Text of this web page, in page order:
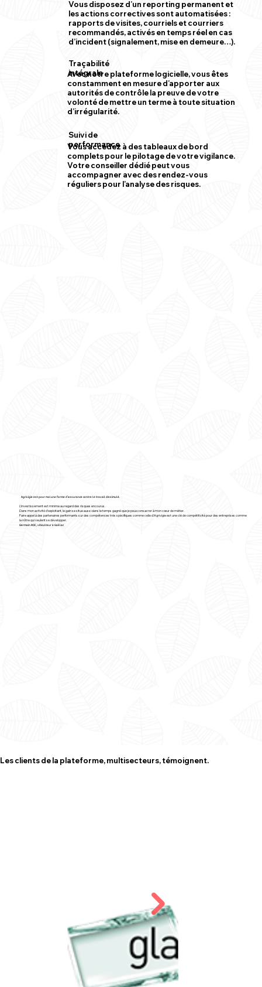
Vous disposez d’un reporting permanent et
les actions correctives sont automatisées :
rapports de visites, courriels et courriers
recommandés, activés en temps réel en cas
d’incident (signalement, mise en demeure…).
Avec notre plateforme logicielle, vous êtes
constamment en mesure d’apporter aux
autorités de contrôle la preuve de votre
volonté de mettre un terme à toute situation
d’irrégularité.
Traçabilité
intégrale
Vous accédez à des tableaux de bord
complets pour le pilotage de votre vigilance.
Votre conseiller dédié peut vous
accompagner avec des rendez-vous
réguliers pour l’analyse des risques.
Suivi de
performance
Agrivigie est pour moi une forme d’assurancecontre le travail dissimulé.
L’investissement est minime au regard des risques encourus.
Dans mon activité d’exploitant, le gain se situe aussi dans le temps gagné que je peux consacrer à mon cœur de métier.
Faire appel à des partenaires performants sur des compétences très spécifiques comme celle d’Agrivigie est une clé de compétitivité pour des entreprises comme
la nôtre qui veulent se développer.
Germain ROC, viticulteur à Gaillac
Les clients de la plateforme, multisecteurs, témoignent.